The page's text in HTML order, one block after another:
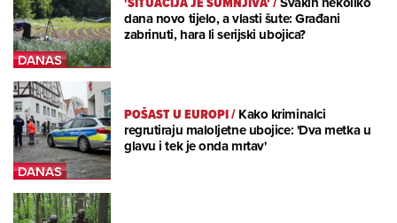
dana novo tijelo, a vlasti šute: Građani
zabrinuti, hara li serijski ubojica?
POŠAST U EUROPI/Kako kriminalci
regrutiraju maloljetne ubojice: 'Dva metka u
glavu i tek je onda mrtav'